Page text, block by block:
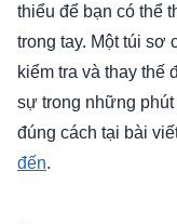
thiểu để bạn có thể
trong tay. Một túi sơ
kiểm tra và thay thế
sự trong những
đúng cách tại bài
đến.